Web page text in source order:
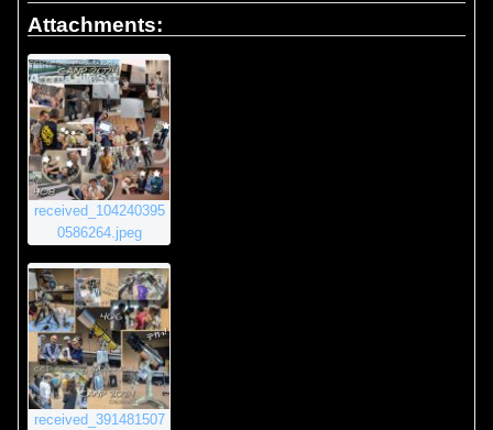
Attachments:
received_104240395
0586264.jpeg
received_391481507